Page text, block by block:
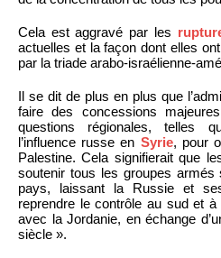
Cela est aggravé par les
actuelles et la façon dont elles
par la triade arabo-israélienne-
Il se dit de plus en plus que
faire des concessions
questions régionales, telles
l’influence russe en Syrie, pour
Palestine. Cela signifierait que
soutenir tous les groupes
pays, laissant la Russie et
reprendre le contrôle au sud et
avec la Jordanie, en échange
siècle ».